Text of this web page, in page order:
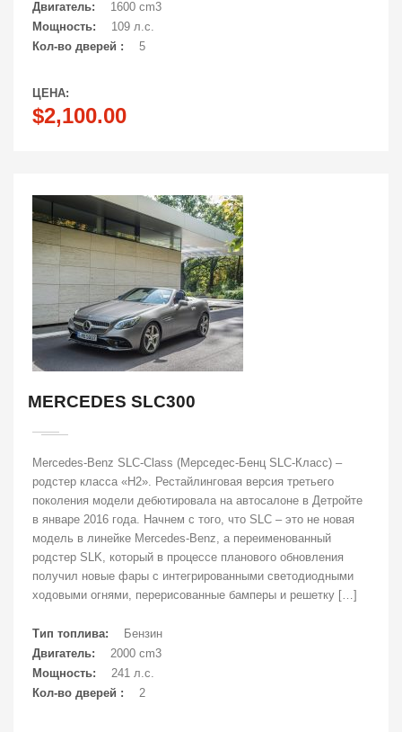
Двигатель:
1600 cm3
Мощность:
109 л.с.
Кол-во дверей :
5
ЦЕНА:
$2,100.00
MERCEDES SLC300
Mercedes-Benz SLС-Class (Мерседес-Бенц SLС-Класс) –
родстер класса «H2». Рестайлинговая версия третьего
поколения модели дебютировала на автосалоне в Детройте
в январе 2016 года. Начнем с того, что SLС – это не новая
модель в линейке Mercedes-Benz, а переименованный
родстер SLK, который в процессе планового обновления
получил новые фары с интегрированными светодиодными
ходовыми огнями, перерисованные бамперы и решетку […]
Тип топлива:
Бензин
Двигатель:
2000 cm3
Мощность:
241 л.с.
Кол-во дверей :
2